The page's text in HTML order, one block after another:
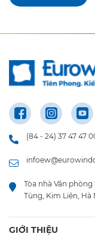
(84 - 24) 37 47 47
Tòa nhà Văn
Tùng, Kim Liên, Hà
GIỚI THIỆU